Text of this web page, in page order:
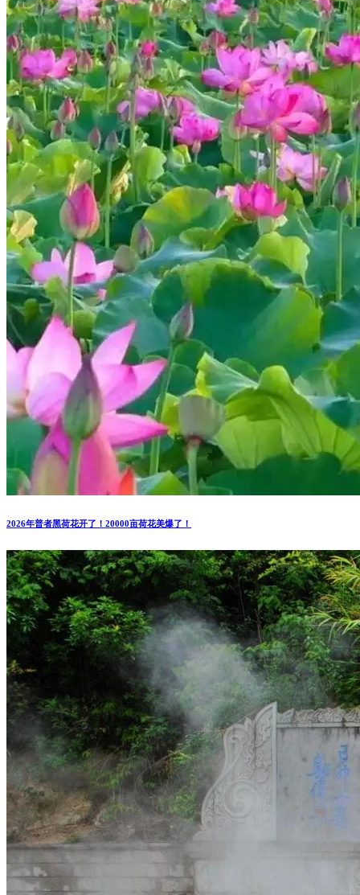
2026年普者黑荷花开了！20000亩荷花美爆了！